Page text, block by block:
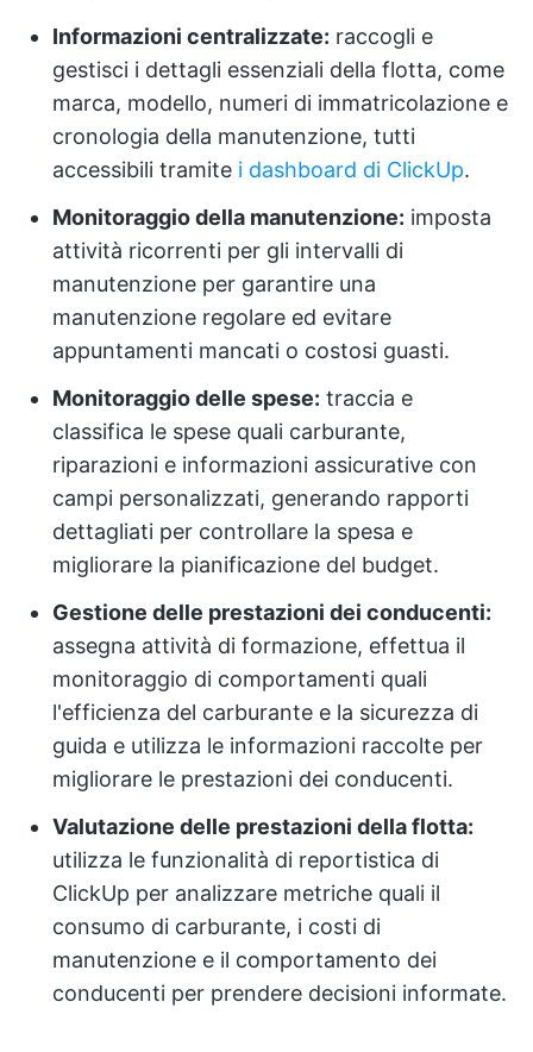
Informazioni centralizzate: raccogli e
gestisci i dettagli essenziali della flotta, come
marca, modello, numeri di immatricolazione e
cronologia della manutenzione, tutti
accessibili tramite i dashboard di ClickUp.
Monitoraggio della manutenzione: imposta
attività ricorrenti per gli intervalli di
manutenzione per garantire una
manutenzione regolare ed evitare
appuntamenti mancati o costosi guasti.
Monitoraggio delle spese: traccia e
classifica le spese quali carburante,
riparazioni e informazioni assicurative con
campi personalizzati, generando rapporti
dettagliati per controllare la spesa e
migliorare la pianificazione del budget.
Gestione delle prestazioni dei conducenti:
assegna attività di formazione, effettua il
monitoraggio di comportamenti quali
l'efficienza del carburante e la sicurezza di
guida e utilizza le informazioni raccolte per
migliorare le prestazioni dei conducenti.
Valutazione delle prestazioni della flotta:
utilizza le funzionalità di reportistica di
ClickUp per analizzare metriche quali il
consumo di carburante, i costi di
manutenzione e il comportamento dei
conducenti per prendere decisioni informate.